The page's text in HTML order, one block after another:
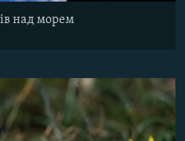
над морем